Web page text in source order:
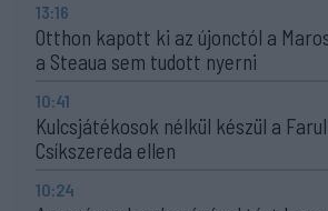
13:16
Otthon kapott ki az újonctól a
a Steaua sem tudott nyerni
10:41
Kulcsjátékosok nélkül készül a
Csíkszereda ellen
10:24